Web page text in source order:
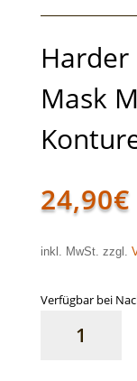
Harder
Mask
24,90€
inkl. MwSt. zzgl.
Verfügbar bei